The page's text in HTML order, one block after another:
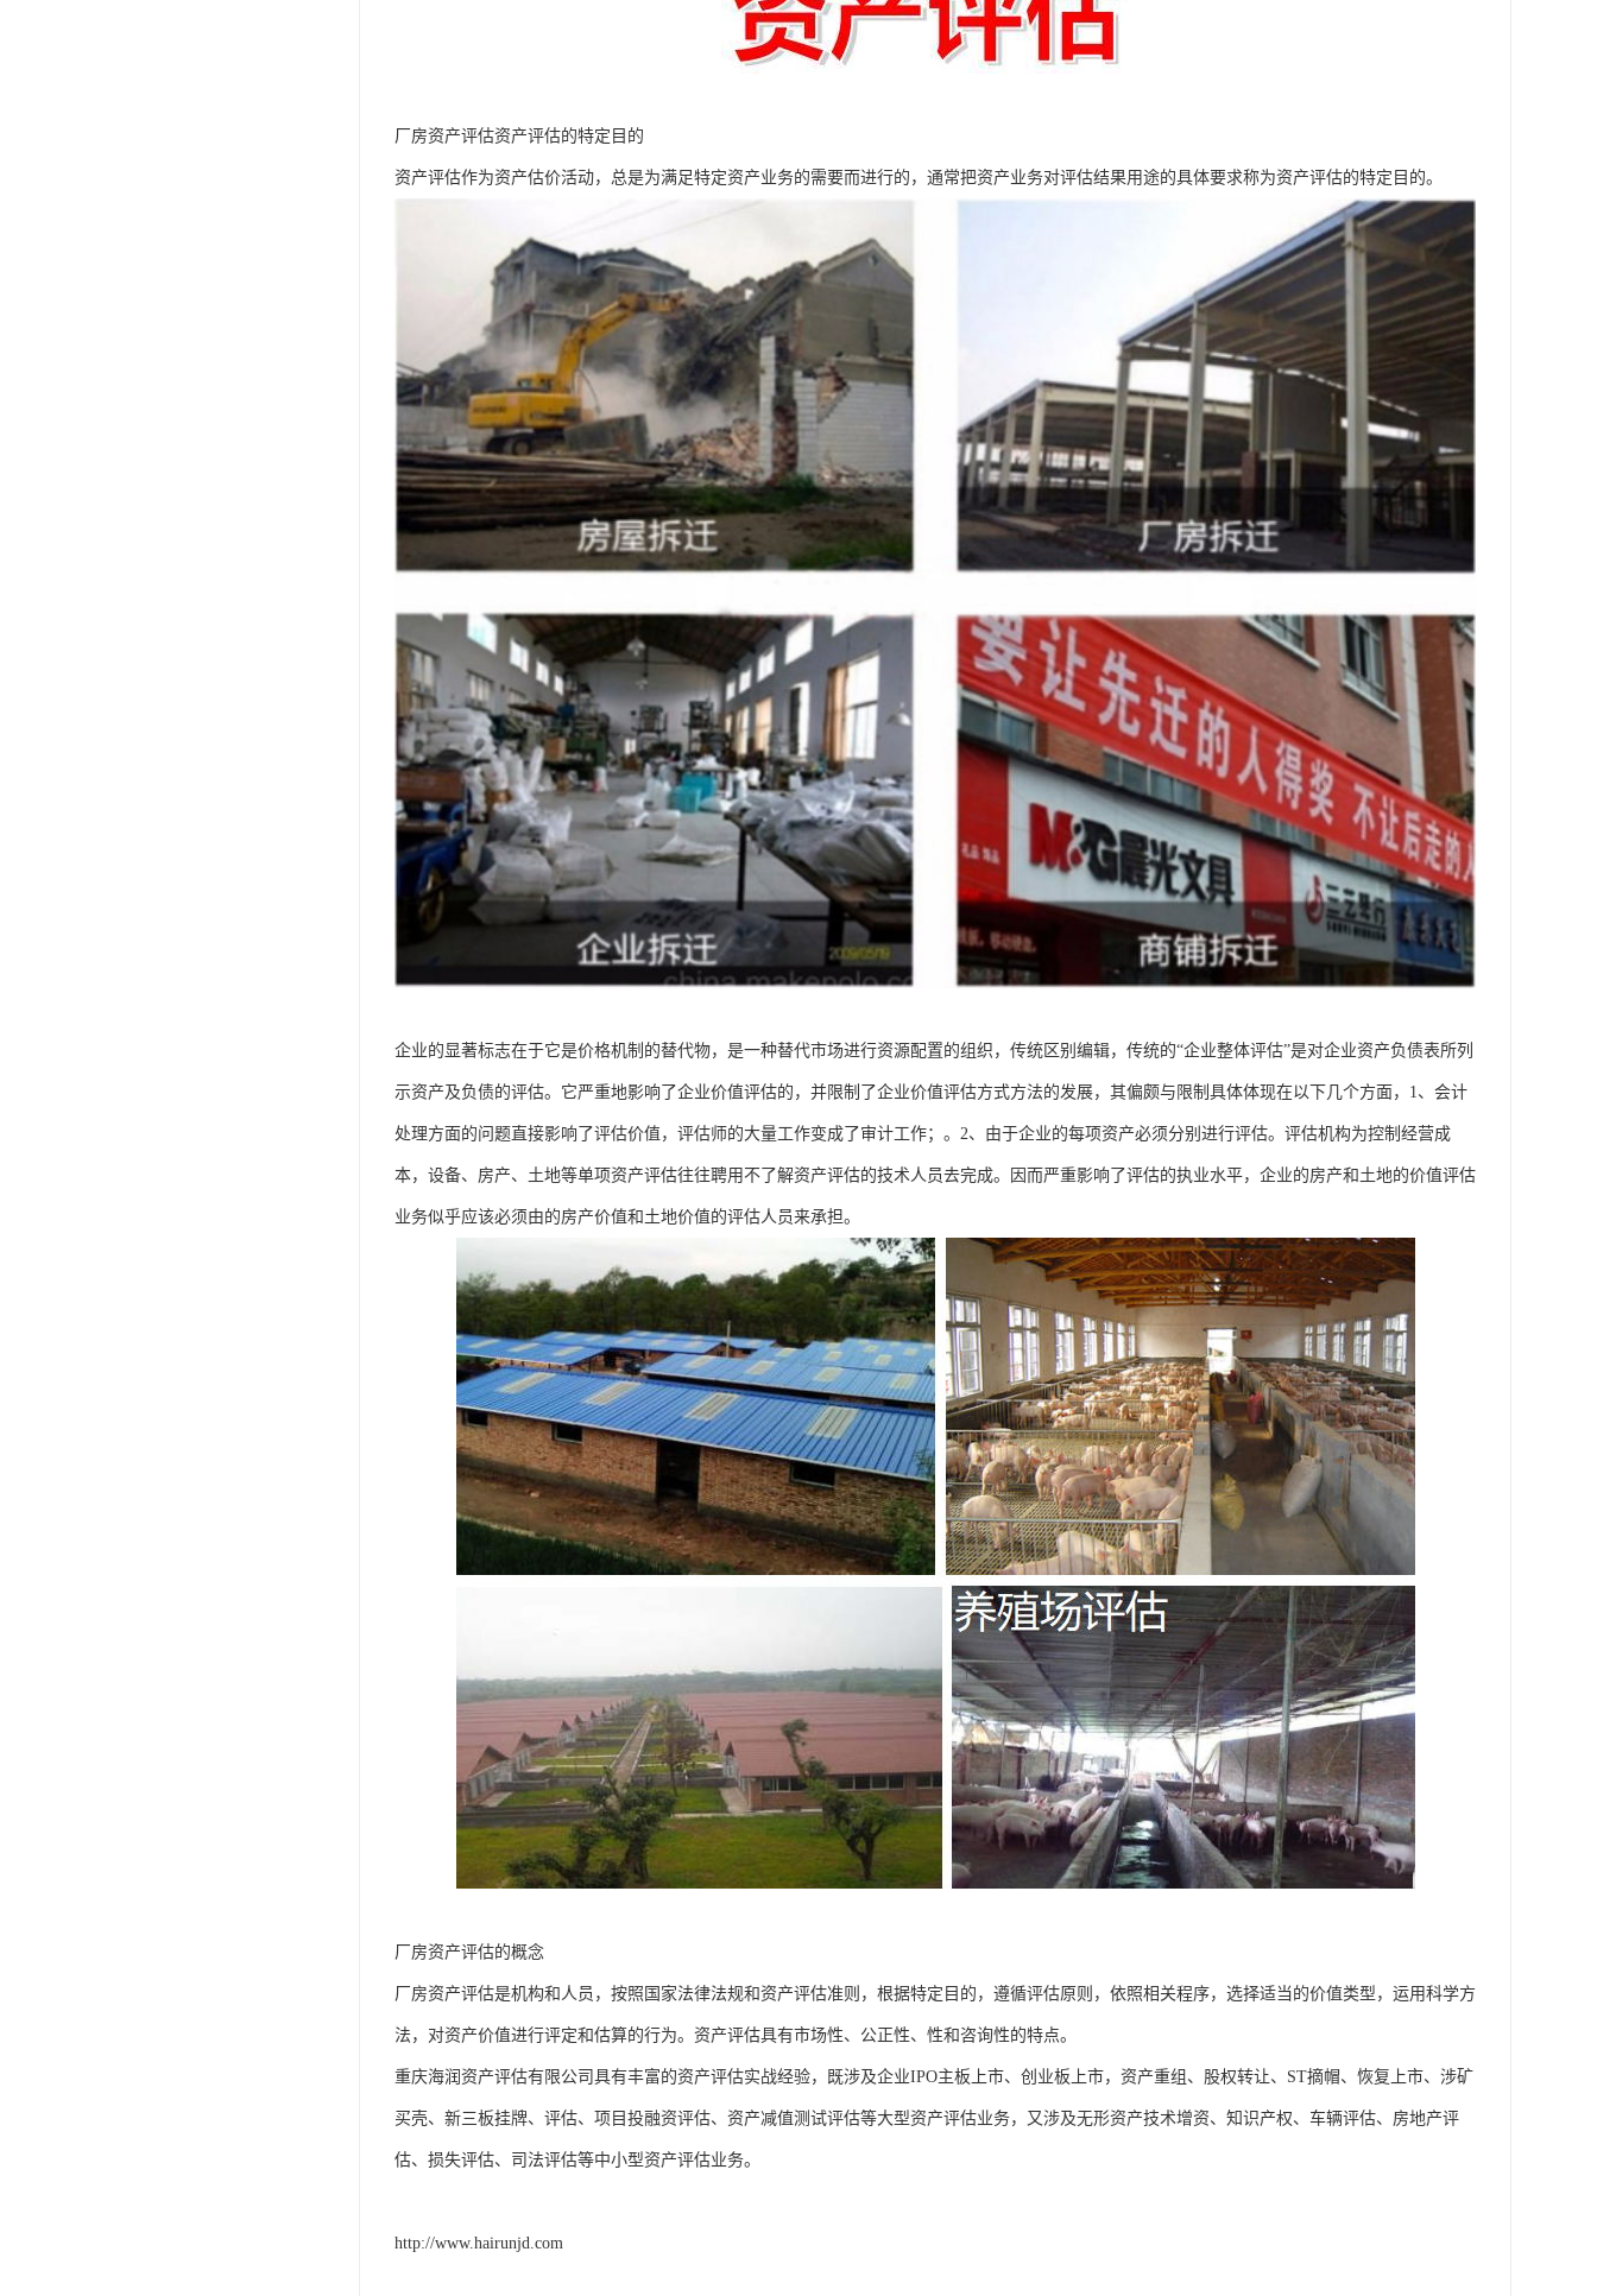
厂房资产评估资产评估的特定目的
资产评估作为资产估价活动，总是为满足特定资产业务的需要而进行的，通常把资产业务对评估结果用途的具体要求称为资产评估的特定目的。
企业的显著标志在于它是价格机制的替代物，是一种替代市场进行资源配置的组织，传统区别编辑，传统的“企业整体评估”是对企业资产负债表所列
示资产及负债的评估。它严重地影响了企业价值评估的，并限制了企业价值评估方式方法的发展，其偏颇与限制具体体现在以下几个方面，1、会计
处理方面的问题直接影响了评估价值，评估师的大量工作变成了审计工作；。2、由于企业的每项资产必须分别进行评估。评估机构为控制经营成
本，设备、房产、土地等单项资产评估往往聘用不了解资产评估的技术人员去完成。因而严重影响了评估的执业水平，企业的房产和土地的价值评估
业务似乎应该必须由的房产价值和土地价值的评估人员来承担。
厂房资产评估的概念
厂房资产评估是机构和人员，按照国家法律法规和资产评估准则，根据特定目的，遵循评估原则，依照相关程序，选择适当的价值类型，运用科学方
法，对资产价值进行评定和估算的行为。资产评估具有市场性、公正性、性和咨询性的特点。
重庆海润资产评估有限公司具有丰富的资产评估实战经验，既涉及企业IPO主板上市、创业板上市，资产重组、股权转让、ST摘帽、恢复上市、涉矿
买壳、新三板挂牌、评估、项目投融资评估、资产减值测试评估等大型资产评估业务，又涉及无形资产技术增资、知识产权、车辆评估、房地产评
估、损失评估、司法评估等中小型资产评估业务。
http://www.hairunjd.com